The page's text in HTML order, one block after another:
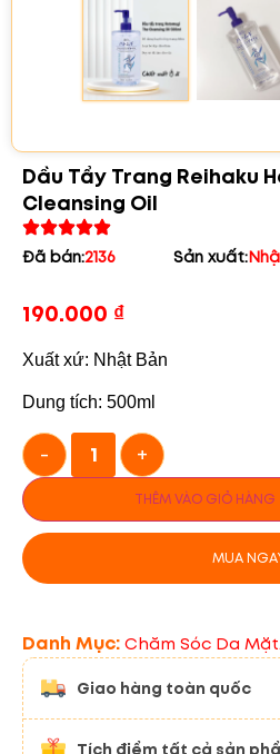
Dầu Tẩy Trang Reihaku
Cleansing Oil
Đã bán:2136 Sản xuất:
190.000 ₫
Xuất xứ: Nhật Bản
Dung tích: 500ml
- +
THÊM VÀO GIỎ HÀNG
MUA
Danh Mục:Chăm Sóc Da Mặt.
Giao hàng toàn quốc
Tích điểm tất cả sản